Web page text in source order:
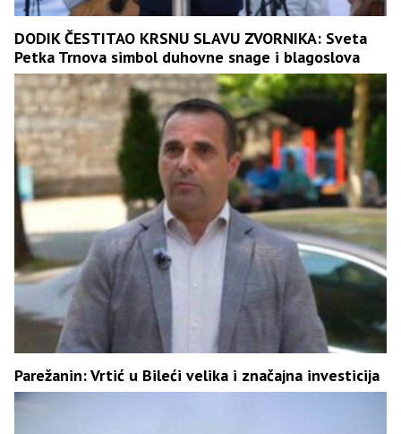
DODIK ČESTITAO KRSNU SLAVU ZVORNIKA: Sveta
Petka Trnova simbol duhovne snage i blagoslova
Parežanin: Vrtić u Bileći velika i značajna investicija